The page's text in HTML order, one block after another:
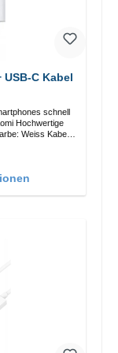
USB-C Kabel
schnell